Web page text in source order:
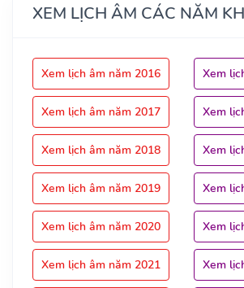
XEM LỊCH ÂM CÁC NĂM
Xem lịch âm năm 2016
Xem lịch âm năm 2017
Xem lịch âm năm 2018
Xem lịch âm năm 2019
Xem lịch âm năm 2020
Xem lịch âm năm 2021
Xem
Xem
Xem
Xem
Xem
Xem